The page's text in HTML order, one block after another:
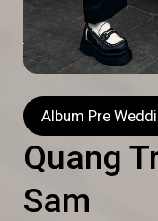
Album Pre
Quang
Sam